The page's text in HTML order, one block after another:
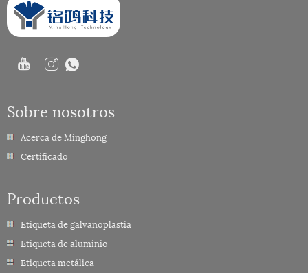
Sobre nosotros
Acerca de Minghong
Certificado
Productos
Etiqueta de galvanoplastia
Etiqueta de aluminio
Etiqueta metálica